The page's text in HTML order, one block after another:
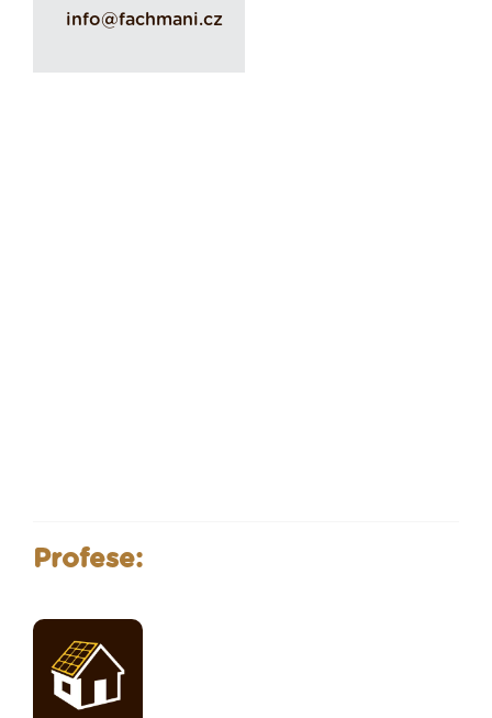
info@fachmani.cz
Profese: